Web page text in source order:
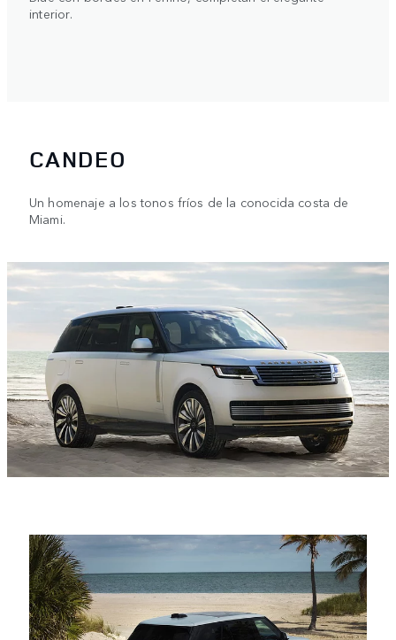
interior.
CANDEO
Un homenaje a los tonos fríos de la conocida costa de
Miami.